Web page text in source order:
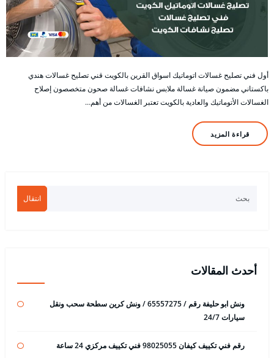
أول فني تصليح غسالات اتوماتيك اسواق القرين بالكويت قني تصليح غسالات هندي
باكستاني مضمون صيانة غسالة ملابس نشافات غسالة صحون متخصصون إصلاح
الغسالات الأتوماتيك والعادية بالكويت تعتبر الغسالات من أهم…
قراءة المزيد
انتقال
أحدث المقالات
ونش ابو حليفة رقم / 65557275 / ونش كرين سطحة سحب ونقل
سيارات 24/7
رقم فني تكييف كيفان 98025055 فني تكييف مركزي 24 ساعة